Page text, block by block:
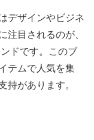
デザインやビジネ
注目されるのが、
ドです。このブ
テムで人気を集
持があります。